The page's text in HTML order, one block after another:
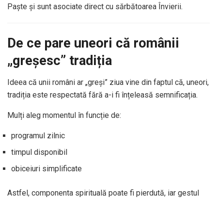
Paște și sunt asociate direct cu sărbătoarea Învierii.
De ce pare uneori că românii
„greșesc” tradiția
Ideea că unii români ar „greși” ziua vine din faptul că, uneori,
tradiția este respectată fără a-i fi înțeleasă semnificația.
Mulți aleg momentul în funcție de:
programul zilnic
timpul disponibil
obiceiuri simplificate
Astfel, componenta spirituală poate fi pierdută, iar gestul